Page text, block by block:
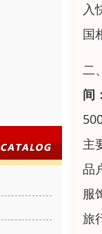
入
国
二
间
主
品
服
旅